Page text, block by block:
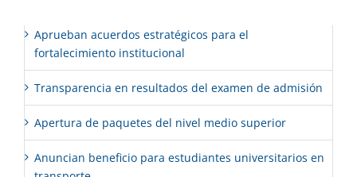
Aprueban acuerdos estratégicos para el
fortalecimiento institucional
Transparencia en resultados del examen de admisión
Apertura de paquetes del nivel medio superior
Anuncian beneficio para estudiantes universitarios en